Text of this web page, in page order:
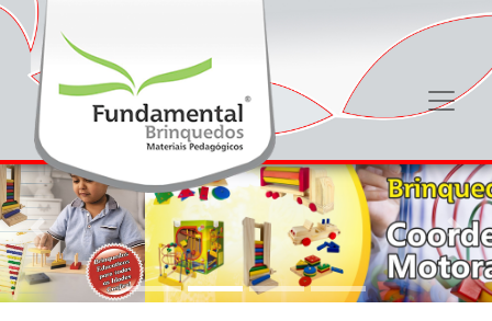
Previous